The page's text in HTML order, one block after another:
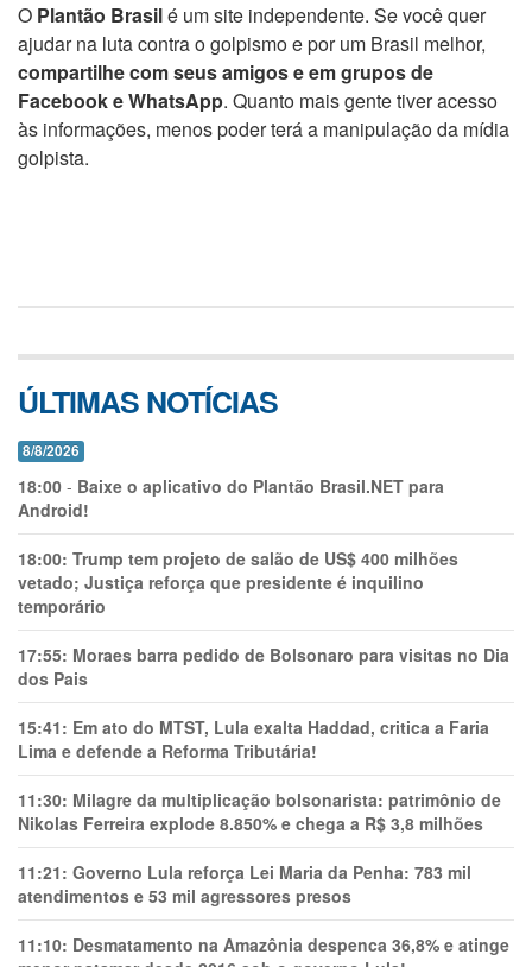
O Plantão Brasilé um site independente. Se você quer
ajudar na luta contra o golpismo e por um Brasil melhor,
compartilhe com seus amigos e em grupos de
Facebook e WhatsApp. Quanto mais gente tiver acesso
às informações, menos poder terá a manipulação da mídia
golpista.
ÚLTIMAS NOTÍCIAS
8/8/2026
18:00 - Baixe o aplicativo do Plantão Brasil.NET para
Android!
18:00: Trump tem projeto de salão de US$ 400 milhões
vetado; Justiça reforça que presidente é inquilino
temporário
17:55: Moraes barra pedido de Bolsonaro para visitas no Dia
dos Pais
15:41: Em ato do MTST, Lula exalta Haddad, critica a Faria
Lima e defende a Reforma Tributária!
11:30: Milagre da multiplicação bolsonarista: patrimônio de
Nikolas Ferreira explode 8.850% e chega a R$ 3,8 milhões
11:21: Governo Lula reforça Lei Maria da Penha: 783 mil
atendimentos e 53 mil agressores presos
11:10: Desmatamento na Amazônia despenca 36,8% e atinge